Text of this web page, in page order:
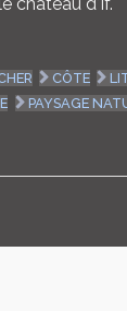
CÔTE
PAYSAGE